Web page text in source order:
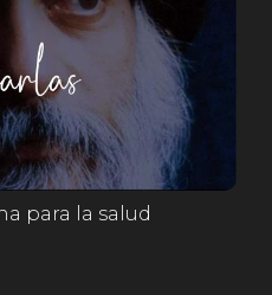
para la salud